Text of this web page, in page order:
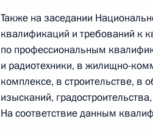
8 декабря 2021 года, 18:00
30 ноября 2021 года,
Заседание Национального
квалификациям
Также на заседании
квалификаций и требований к
по профессиональным
и радиотехники, в жилищно-
комплексе, в строительстве, в
изысканий,
На соответствие данным